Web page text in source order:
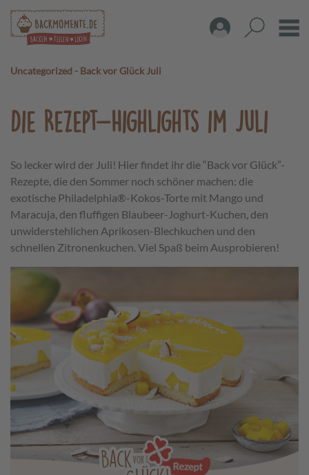
Uncategorized - Back vor Glück Juli
Die Rezept-Highlights im Juli
So lecker wird der Juli! Hier findet ihr die “Back vor Glück”-
Rezepte, die den Sommer noch schöner machen: die
exotische Philadelphia®-Kokos-Torte mit Mango und
Maracuja, den fluffigen Blaubeer-Joghurt-Kuchen, den
unwiderstehlichen Aprikosen-Blechkuchen und den
schnellen Zitronenkuchen. Viel Spaß beim Ausprobieren!